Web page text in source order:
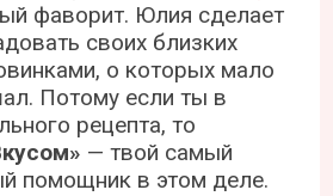
фаворит. Юлия сделает
своих близких
о которых мало
Потому если ты в
рецепта, то
— твой самый
помощник в этом деле.